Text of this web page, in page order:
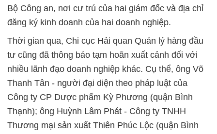
Bộ Công an, nơi cư trú của hai giám đốc và địa chỉ
đăng ký kinh doanh của hai doanh nghiệp.
Thời gian qua, Chi cục Hải quan Quản lý hàng đầu
tư cũng đã thông báo tạm hoãn xuất cảnh đối với
nhiều lãnh đạo doanh nghiệp khác. Cụ thể, ông Võ
Thanh Tân - người đại diện theo pháp luật của
Công ty CP Dược phẩm Kỳ Phương (quận Bình
Thạnh); ông Huỳnh Lâm Phát - Công ty TNHH
Thương mại sản xuất Thiên Phúc Lộc (quận Bình